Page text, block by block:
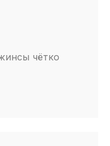
чётко